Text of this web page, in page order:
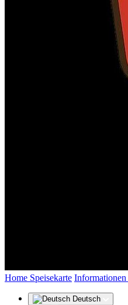
Home (aktuell)
Speisekarte Informationen
Deutsch